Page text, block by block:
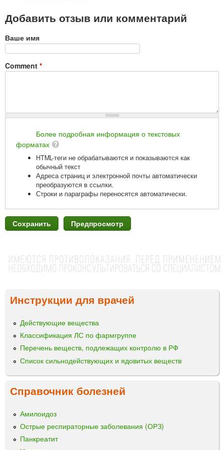
Добавить отзыв или комментарий
Ваше имя
Comment *
Более подробная информация о текстовых
форматах
HTML-теги не обрабатываются и показываются как
обычный текст
Адреса страниц и электронной почты автоматически
преобразуются в ссылки.
Строки и параграфы переносятся автоматически.
Инструкции для врачей
Действующие вещества
Классификация ЛС по фармгруппе
Перечень веществ, подлежащих контролю в РФ
Список сильнодействующих и ядовитых веществ
Справочник болезней
Амилоидоз
Острые респираторные заболевания (ОРЗ)
Панкреатит